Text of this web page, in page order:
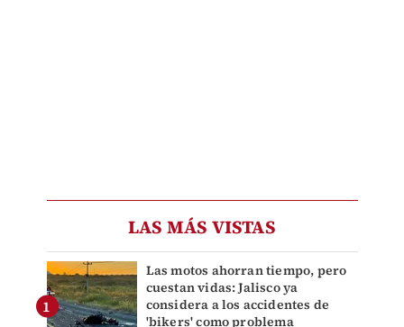
LAS MÁS VISTAS
Las motos ahorran tiempo, pero
cuestan vidas: Jalisco ya
considera a los accidentes de
'bikers' como problema